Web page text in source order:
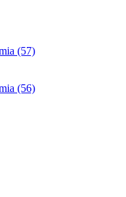
(57)
(56)